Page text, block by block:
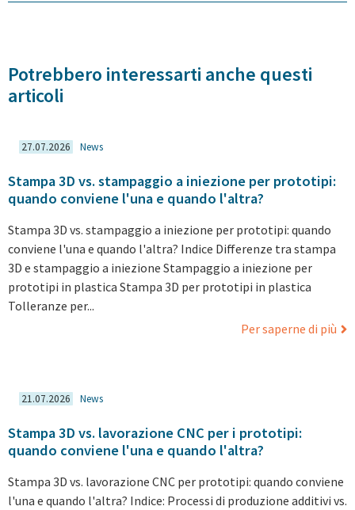
Potrebbero interessarti anche questi
articoli
27.07.2026 News
Stampa 3D vs. stampaggio a iniezione per prototipi:
quando conviene l'una e quando l'altra?
Stampa 3D vs. stampaggio a iniezione per prototipi: quando
conviene l'una e quando l'altra? Indice Differenze tra stampa
3D e stampaggio a iniezione Stampaggio a iniezione per
prototipi in plastica Stampa 3D per prototipi in plastica
Tolleranze per...
Per saperne di più
21.07.2026 News
Stampa 3D vs. lavorazione CNC per i prototipi:
quando conviene l'una e quando l'altra?
Stampa 3D vs. lavorazione CNC per prototipi: quando conviene
l'una e quando l'altra? Indice: Processi di produzione additivi vs.